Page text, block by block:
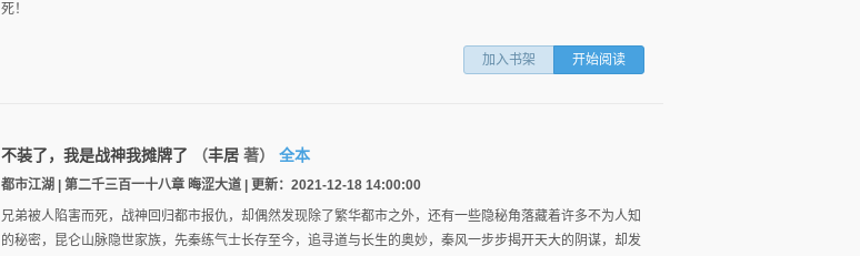
死！
加入书架 开始阅读
不装了，我是战神我摊牌了 （丰居 著） 全本
都市江湖 | 第二千三百一十八章 晦涩大道 | 更新：2021-12-18 14:00:00
兄弟被人陷害而死，战神回归都市报仇，却偶然发现除了繁华都市之外，还有一些隐秘角落藏着许多不为人知
的秘密，昆仑山脉隐世家族，先秦练气士长存至今，追寻道与长生的奥妙，秦风一步步揭开天大的阴谋，却发